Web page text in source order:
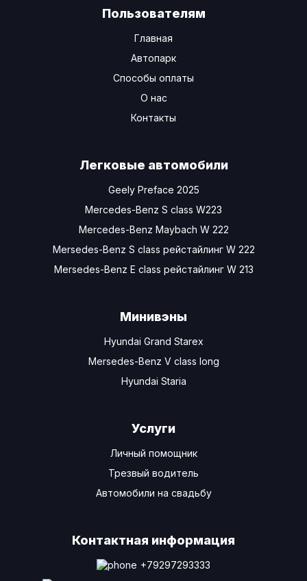
Пользователям
Главная
Автопарк
Способы оплаты
О нас
Контакты
Легковые автомобили
Geely Preface 2025
Mercedes-Benz S class W223
Mercedes-Benz Maybach W 222
Mersedes-Benz S class рейстайлинг W 222
Mersedes-Benz Е class рейстайлинг W 213
Минивэны
Hyundai Grand Starex
Mersedes-Benz V class long
Hyundai Staria
Услуги
Личный помощник
Трезвый водитель
Автомобили на свадьбу
Контактная информация
+79297293333